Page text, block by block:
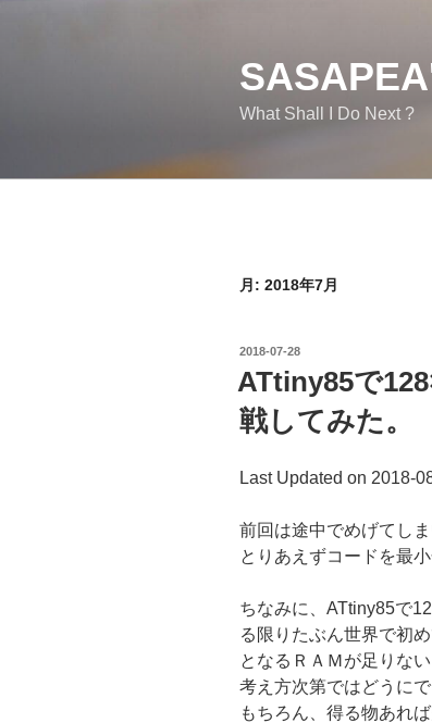
What Shall I Do Next ?
月: 2018年7月
投
日:
2018-07-28
ATtiny85で
戦してみた。
Last Updated on 2018-
前回は途中でめげてし
とりあえずコードを最
ちなみに、ATtiny85で
る限りたぶん世界で初
となるＲＡＭが足りな
考え方次第ではどうに
もちろん、得る物あれ